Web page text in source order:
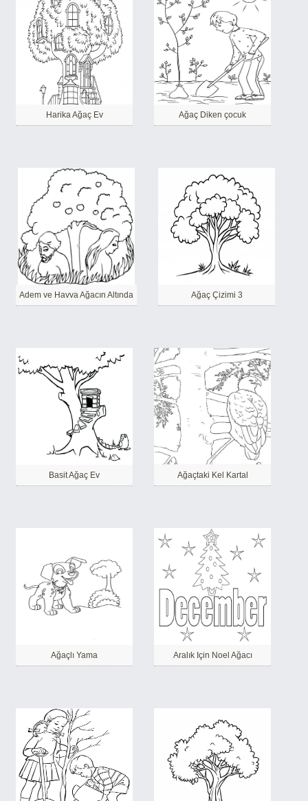
Harika Ağaç Ev Ağaç Diken çocuk
Adem ve Havva Ağacın Altında Ağaç Çizimi 3
Basit Ağaç Ev Ağaçtaki Kel Kartal
Ağaçlı Yama Aralık Için Noel Ağacı